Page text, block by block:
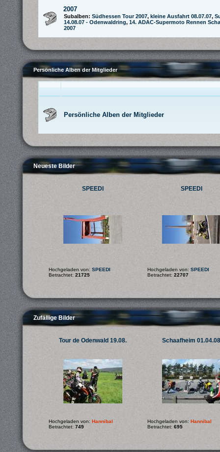
2007
Subalben: Südhessen Tour 2007, kleine Ausfahrt 08.07.07,
14.08.07 - Odenwaldring, 14. ADAC-Supermoto Rennen
2007
Persönliche Alben der Mitglieder
Persönliche Alben der Mitglieder
Neueste Bilder
SPEEDI
Hochgeladen von: SPEEDI
Betrachtet: 21725
SPEEDI
Hochgeladen von: SPEEDI
Betrachtet: 22707
Zufällige Bilder
Tour de Odenwald 19.08.
Hochgeladen von: Hannibal
Betrachtet: 749
Schaafheim 01.04.08
Hochgeladen von: Hannibal
Betrachtet: 695